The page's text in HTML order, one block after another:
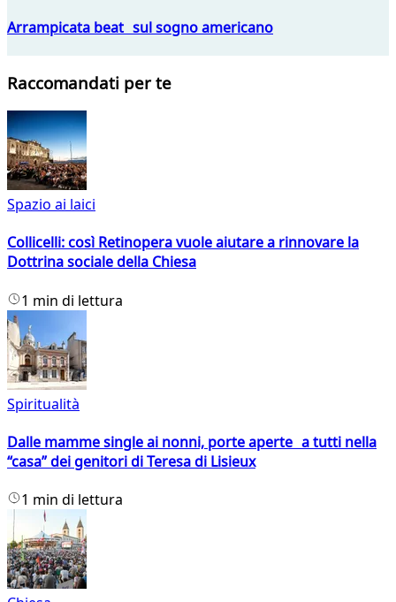
Arrampicata beat sul sogno americano
Raccomandati per te
Spazio ai laici
Collicelli: così Retinopera vuole aiutare a rinnovare la
Dottrina sociale della Chiesa
1 min di lettura
Spiritualità
Dalle mamme single ai nonni, porte aperte a tutti nella
“casa” dei genitori di Teresa di Lisieux
1 min di lettura